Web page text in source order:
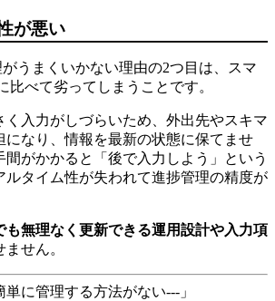
が悪い
うまくいかない理由の2つ目は、スマ
比べて劣ってしまうことです。
く入力がしづらいため、外出先やスキマ
になり、情報を最新の状態に保てませ
間がかかると「後で入力しよう」という
ルタイム性が失われて進捗管理の精度が
も無理なく更新できる運用設計や入力項
せん。
単に管理する方法がない---」